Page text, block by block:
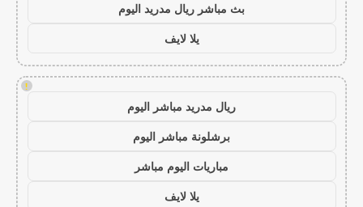
بث مباشر ريال مدريد اليوم
يلا لايف
!
ريال مدريد مباشر اليوم
برشلونة مباشر اليوم
مباريات اليوم مباشر
يلا لايف